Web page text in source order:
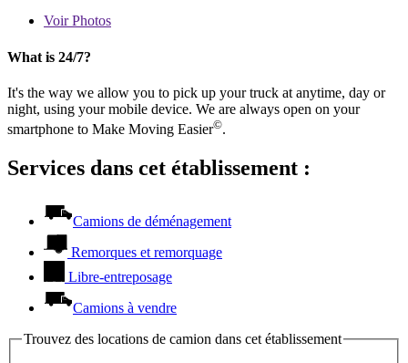
VoirPhotos
What is 24/7?
It's the way we allow you to pick up your truck at anytime, day or
night, using your mobile device. We are always open on your
smartphone to Make Moving Easier©.
Services dans cet établissement :
Camions de déménagement
Remorques et remorquage
Libre-entreposage
Camions à vendre
Trouvez des locations de camion dans cet établissement